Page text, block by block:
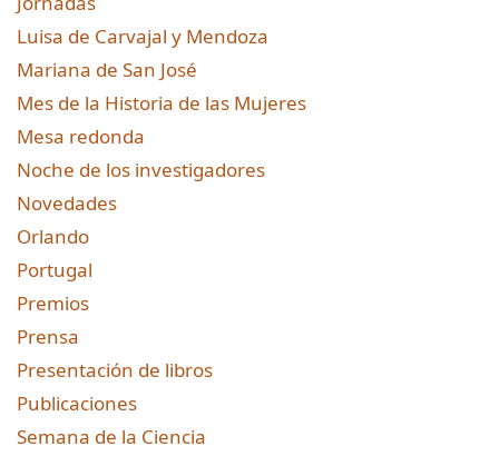
Luisa de Carvajal y Mendoza
Mariana de San José
Mes de la Historia de las Mujeres
Mesa redonda
Noche de los investigadores
Novedades
Orlando
Portugal
Premios
Prensa
Presentación de libros
Publicaciones
Semana de la Ciencia